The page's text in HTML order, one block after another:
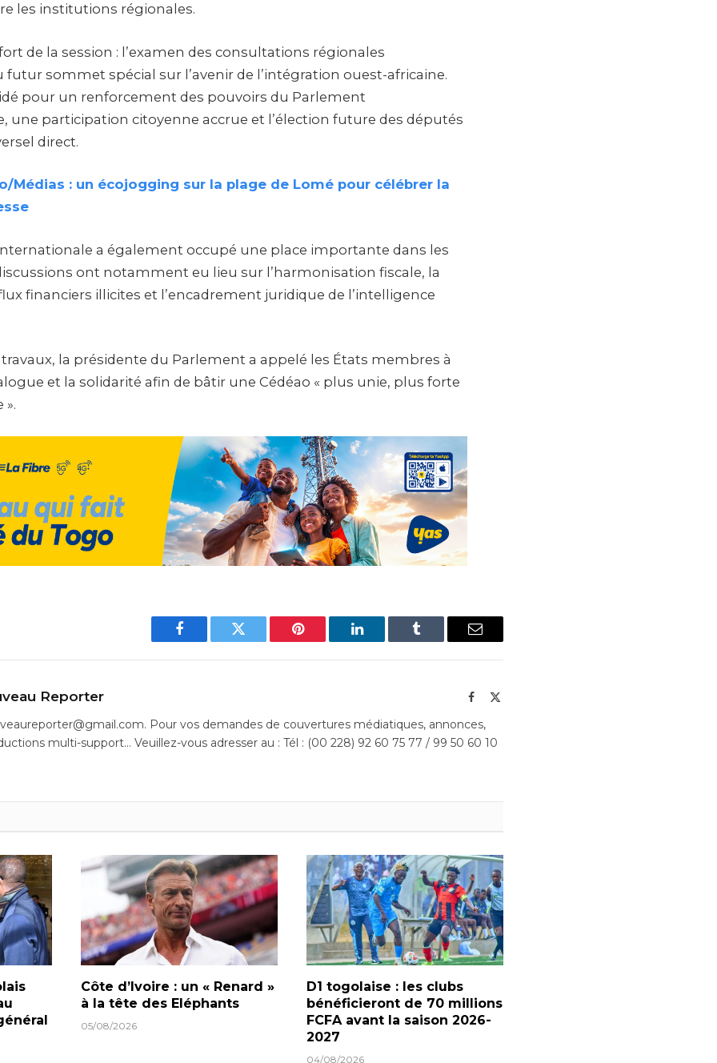
les institutions régionales.
de la session : l’examen des consultations régionales
futur sommet spécial sur l’avenir de l’intégration ouest-africaine.
pour un renforcement des pouvoirs du Parlement
une participation citoyenne accrue et l’élection future des députés
direct.
Médias : un écojogging sur la plage de Lomé pour célébrer la
a également occupé une place importante dans les
ont notamment eu lieu sur l’harmonisation fiscale, la
financiers illicites et l’encadrement juridique de l’intelligence
la présidente du Parlement a appelé les États membres à
et la solidarité afin de bâtir une Cédéao « plus unie, plus forte
».
Facebook Twitter Pinterest LinkedIn Tumblr Email
Reporter Facebook
Pour vos demandes de couvertures médiatiques, annonces,
multi-support… Veuillez-vous adresser au : Tél : (00 228) 92 60 75 77 / 99 50 60 10
Côte d’Ivoire : un « Renard »
à la tête des Eléphants
05/08/2026
D1 togolaise : les clubs
bénéficieront de 70 millions
FCFA avant la saison 2026-
2027
04/08/2026